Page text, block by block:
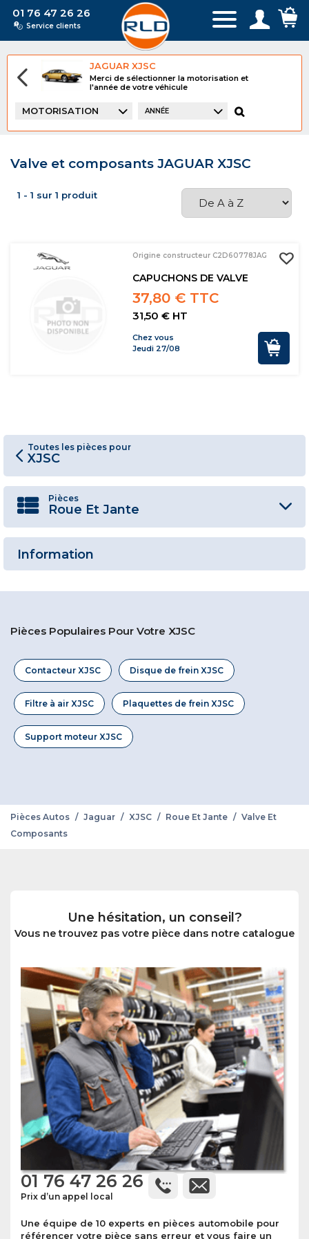
01 76 47 26 26
Service clients
JAGUAR XJSC
Merci de sélectionner la motorisation et
l'année de votre véhicule
MOTORISATION ANNÉE
Valve et composants JAGUAR XJSC
1 - 1 sur 1 produit
Origine constructeur C2D60778JAG
CAPUCHONS DE VALVE
37,80 € TTC
31,50 € HT
Chez vous
Jeudi 27/08
Toutes les pièces pour
XJSC
Pièces
Roue Et Jante
Information
Pièces Populaires Pour Votre XJSC
Contacteur XJSC Disque de frein XJSC
Filtre à air XJSC Plaquettes de frein XJSC
Support moteur XJSC
Pièces Autos / Jaguar / XJSC / Roue Et Jante / Valve Et
Composants
Une hésitation, un conseil?
Vous ne trouvez pas votre pièce dans notre catalogue
01 76 47 26 26
Prix d’un appel local
Une équipe de 10 experts en pièces automobile pour
référencer votre pièce sans erreur et vous faire un